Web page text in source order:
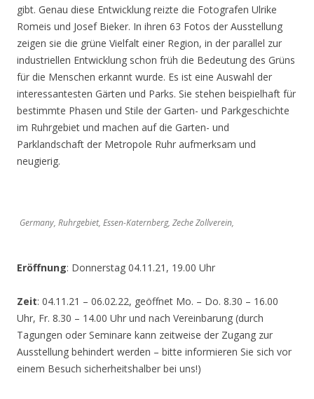
gibt. Genau diese Entwicklung reizte die Fotografen Ulrike
Romeis und Josef Bieker. In ihren 63 Fotos der Ausstellung
zeigen sie die grüne Vielfalt einer Region, in der parallel zur
industriellen Entwicklung schon früh die Bedeutung des Grüns
für die Menschen erkannt wurde. Es ist eine Auswahl der
interessantesten Gärten und Parks. Sie stehen beispielhaft für
bestimmte Phasen und Stile der Garten- und Parkgeschichte
im Ruhrgebiet und machen auf die Garten- und
Parklandschaft der Metropole Ruhr aufmerksam und
neugierig.
Germany, Ruhrgebiet, Essen-Katernberg, Zeche Zollverein,
Eröffnung: Donnerstag 04.11.21, 19.00 Uhr
Zeit: 04.11.21 – 06.02.22, geöffnet Mo. – Do. 8.30 – 16.00
Uhr, Fr. 8.30 – 14.00 Uhr und nach Vereinbarung (durch
Tagungen oder Seminare kann zeitweise der Zugang zur
Ausstellung behindert werden – bitte informieren Sie sich vor
einem Besuch sicherheitshalber bei uns!)